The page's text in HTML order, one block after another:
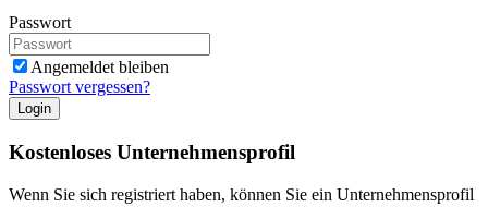
Passwort
Angemeldet bleiben
Passwort vergessen?
Login
Kostenloses Unternehmensprofil
Wenn Sie sich registriert haben, können Sie ein Unternehmensprofil